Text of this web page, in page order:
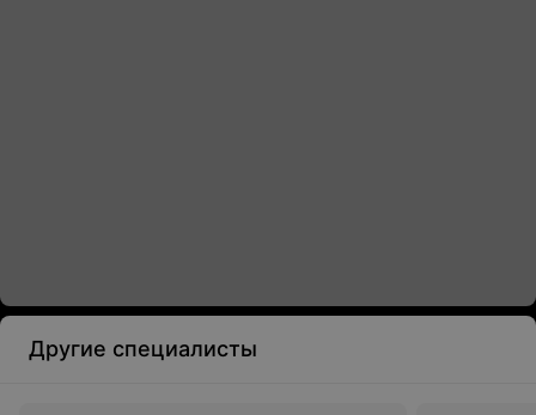
Другие специалисты